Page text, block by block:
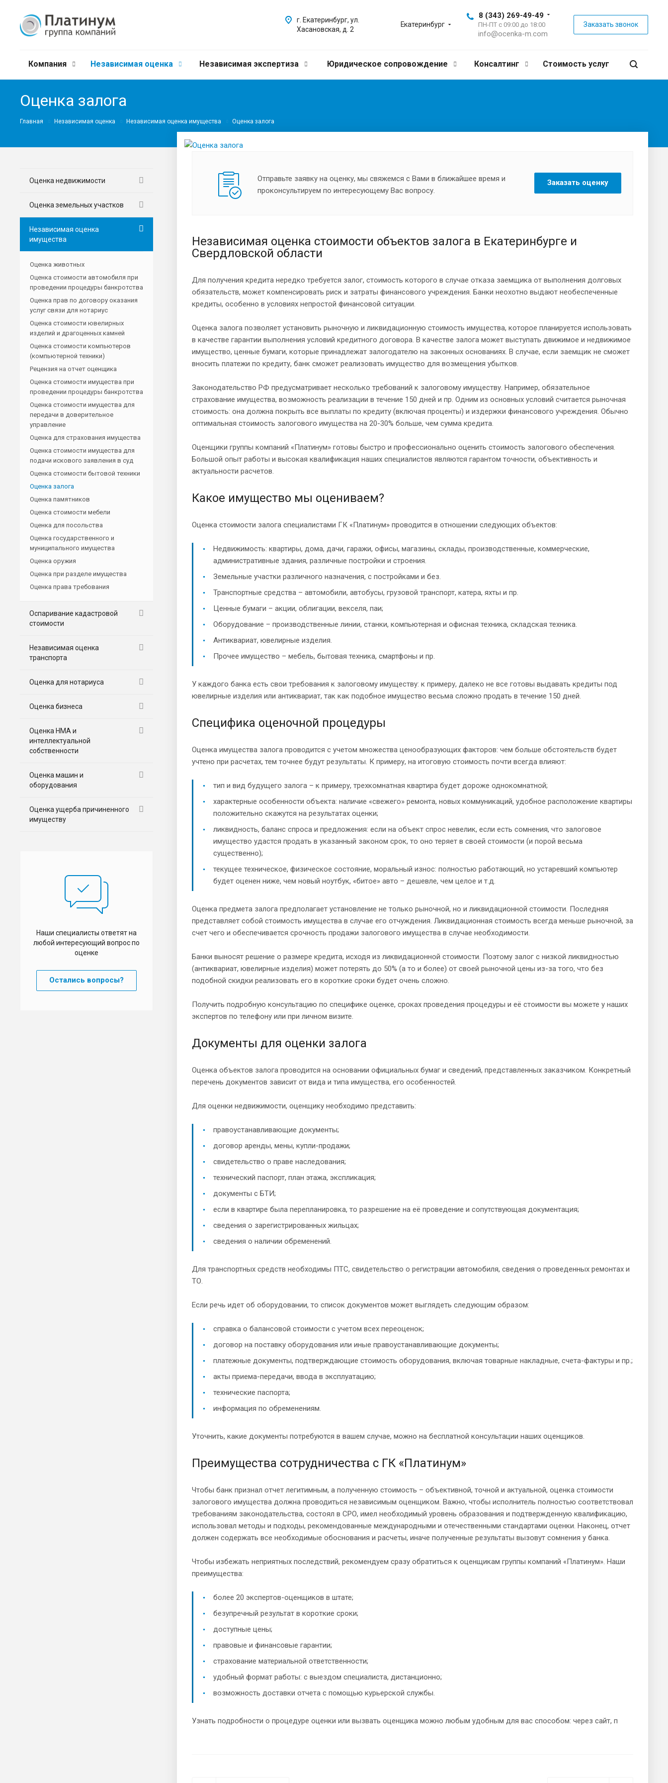
Екатеринбург
8 (343) 269-49-49
ПН-ПТ с 09:00 до 18:00
info@ocenka-m.com
Заказать звонок
г. Екатеринбург, ул.
Хасановская, д. 2
Компания Независимая оценка Независимая экспертиза Юридическое сопровождение Консалтинг Стоимость услуг
Оценка залога
Главная Независимая оценка Независимая оценка имущества Оценка залога
Отправьте заявку на оценку, мы свяжемся с Вами в ближайшее время и
проконсультируем по интересующему Вас вопросу.
Заказать оценку
Независимая оценка стоимости объектов залога в Екатеринбурге и
Свердловской области
Для получения кредита нередко требуется залог, стоимость которого в случае отказа заемщика от выполнения долговых
обязательств, может компенсировать риск и затраты финансового учреждения. Банки неохотно выдают необеспеченные
кредиты, особенно в условиях непростой финансовой ситуации.
Оценка залога позволяет установить рыночную и ликвидационную стоимость имущества, которое планируется использовать
в качестве гарантии выполнения условий кредитного договора. В качестве залога может выступать движимое и недвижимое
имущество, ценные бумаги, которые принадлежат залогодателю на законных основаниях. В случае, если заемщик не сможет
вносить платежи по кредиту, банк сможет реализовать имущество для возмещения убытков.
Законодательство РФ предусматривает несколько требований к залоговому имуществу. Например, обязательное
страхование имущества, возможность реализации в течение 150 дней и пр. Одним из основных условий считается рыночная
стоимость: она должна покрыть все выплаты по кредиту (включая проценты) и издержки финансового учреждения. Обычно
оптимальная стоимость залогового имущества на 20-30% больше, чем сумма кредита.
Оценщики группы компаний «Платинум» готовы быстро и профессионально оценить стоимость залогового обеспечения.
Большой опыт работы и высокая квалификация наших специалистов являются гарантом точности, объективность и
актуальности расчетов.
Какое имущество мы оцениваем?
Оценка стоимости залога специалистами ГК «Платинум» проводится в отношении следующих объектов:
Недвижимость: квартиры, дома, дачи, гаражи, офисы, магазины, склады, производственные, коммерческие,
административные здания, различные постройки и строения.
Земельные участки различного назначения, с постройками и без.
Транспортные средства – автомобили, автобусы, грузовой транспорт, катера, яхты и пр.
Ценные бумаги – акции, облигации, векселя, паи;
Оборудование – производственные линии, станки, компьютерная и офисная техника, складская техника.
Антиквариат, ювелирные изделия.
Прочее имущество – мебель, бытовая техника, смартфоны и пр.
У каждого банка есть свои требования к залоговому имуществу: к примеру, далеко не все готовы выдавать кредиты под
ювелирные изделия или антиквариат, так как подобное имущество весьма сложно продать в течение 150 дней.
Специфика оценочной процедуры
Оценка имущества залога проводится с учетом множества ценообразующих факторов: чем больше обстоятельств будет
учтено при расчетах, тем точнее будут результаты. К примеру, на итоговую стоимость почти всегда влияют:
тип и вид будущего залога – к примеру, трехкомнатная квартира будет дороже однокомнатной;
характерные особенности объекта: наличие «свежего» ремонта, новых коммуникаций, удобное расположение квартиры
положительно скажутся на результатах оценки;
ликвидность, баланс спроса и предложения: если на объект спрос невелик, если есть сомнения, что залоговое
имущество удастся продать в указанный законом срок, то оно теряет в своей стоимости (и порой весьма
существенно);
текущее техническое, физическое состояние, моральный износ: полностью работающий, но устаревший компьютер
будет оценен ниже, чем новый ноутбук, «битое» авто – дешевле, чем целое и т.д.
Оценка предмета залога предполагает установление не только рыночной, но и ликвидационной стоимости. Последняя
представляет собой стоимость имущества в случае его отчуждения. Ликвидационная стоимость всегда меньше рыночной, за
счет чего и обеспечивается срочность продажи залогового имущества в случае необходимости.
Банки выносят решение о размере кредита, исходя из ликвидационной стоимости. Поэтому залог с низкой ликвидностью
(антиквариат, ювелирные изделия) может потерять до 50% (а то и более) от своей рыночной цены из-за того, что без
подобной скидки реализовать его в короткие сроки будет очень сложно.
Получить подробную консультацию по специфике оценке, сроках проведения процедуры и её стоимости вы можете у наших
экспертов по телефону или при личном визите.
Документы для оценки залога
Оценка объектов залога проводится на основании официальных бумаг и сведений, представленных заказчиком. Конкретный
перечень документов зависит от вида и типа имущества, его особенностей.
Для оценки недвижимости, оценщику необходимо представить:
правоустанавливающие документы;
договор аренды, мены, купли-продажи;
свидетельство о праве наследования;
технический паспорт, план этажа, экспликация;
документы с БТИ;
если в квартире была перепланировка, то разрешение на её проведение и сопутствующая документация;
сведения о зарегистрированных жильцах;
сведения о наличии обременений.
Для транспортных средств необходимы ПТС, свидетельство о регистрации автомобиля, сведения о проведенных ремонтах и
ТО.
Если речь идет об оборудовании, то список документов может выглядеть следующим образом:
справка о балансовой стоимости с учетом всех переоценок;
договор на поставку оборудования или иные правоустанавливающие документы;
платежные документы, подтверждающие стоимость оборудования, включая товарные накладные, счета-фактуры и пр.;
акты приема-передачи, ввода в эксплуатацию;
технические паспорта;
информация по обременениям.
Уточнить, какие документы потребуются в вашем случае, можно на бесплатной консультации наших оценщиков.
Преимущества сотрудничества с ГК «Платинум»
Чтобы банк признал отчет легитимным, а полученную стоимость – объективной, точной и актуальной, оценка стоимости
залогового имущества должна проводиться независимым оценщиком. Важно, чтобы исполнитель полностью соответствовал
требованиям законодательства, состоял в СРО, имел необходимый уровень образования и подтвержденную квалификацию,
использовал методы и подходы, рекомендованные международными и отечественными стандартами оценки. Наконец, отчет
должен содержать все необходимые обоснования и расчеты, иначе полученные результаты вызовут сомнения у банка.
Чтобы избежать неприятных последствий, рекомендуем сразу обратиться к оценщикам группы компаний «Платинум». Наши
преимущества:
более 20 экспертов-оценщиков в штате;
безупречный результат в короткие сроки;
доступные цены;
правовые и финансовые гарантии;
страхование материальной ответственности;
удобный формат работы: с выездом специалиста, дистанционно;
возможность доставки отчета с помощью курьерской службы.
Узнать подробности о процедуре оценки или вызвать оценщика можно любым удобным для вас способом: через сайт, п
Оценка недвижимости
Оценка земельных участков
Независимая оценка
имущества
Оценка животных
Оценка стоимости автомобиля при
проведении процедуры банкротства
Оценка прав по договору оказания
услуг связи для нотариус
Оценка стоимости ювелирных
изделий и драгоценных камней
Оценка стоимости компьютеров
(компьютерной техники)
Рецензия на отчет оценщика
Оценка стоимости имущества при
проведении процедуры банкротства
Оценка стоимости имущества для
передачи в доверительное
управление
Оценка для страхования имущества
Оценка стоимости имущества для
подачи искового заявления в суд
Оценка стоимости бытовой техники
Оценка залога
Оценка памятников
Оценка стоимости мебели
Оценка для посольства
Оценка государственного и
муниципального имущества
Оценка оружия
Оценка при разделе имущества
Оценка права требования
Оспаривание кадастровой
стоимости
Независимая оценка
транспорта
Оценка для нотариуса
Оценка бизнеса
Оценка НМА и
интеллектуальной
собственности
Оценка машин и
оборудования
Оценка ущерба причиненного
имуществу
Наши специалисты ответят на
любой интересующий вопрос по
оценке
Остались вопросы?